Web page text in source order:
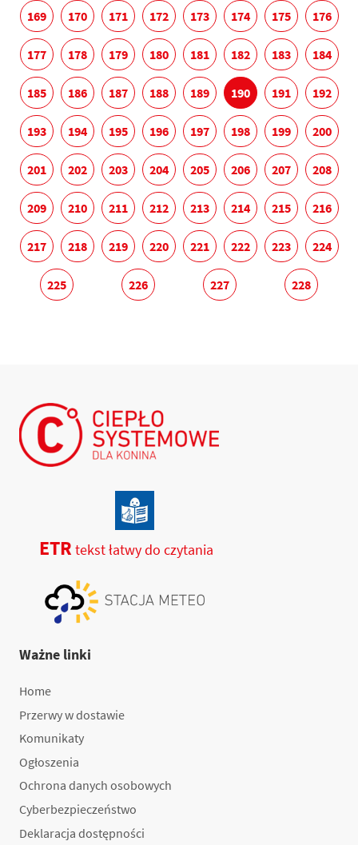
169 170 171 172 173 174 175 176
177 178 179 180 181 182 183 184
185 186 187 188 189 190 191 192
193 194 195 196 197 198 199 200
201 202 203 204 205 206 207 208
209 210 211 212 213 214 215 216
217 218 219 220 221 222 223 224
225 226 227 228
ETR tekst łatwy do czytania
Ważne linki
Home
Przerwy w dostawie
Komunikaty
Ogłoszenia
Ochrona danych osobowych
Cyberbezpieczeństwo
Deklaracja dostępności